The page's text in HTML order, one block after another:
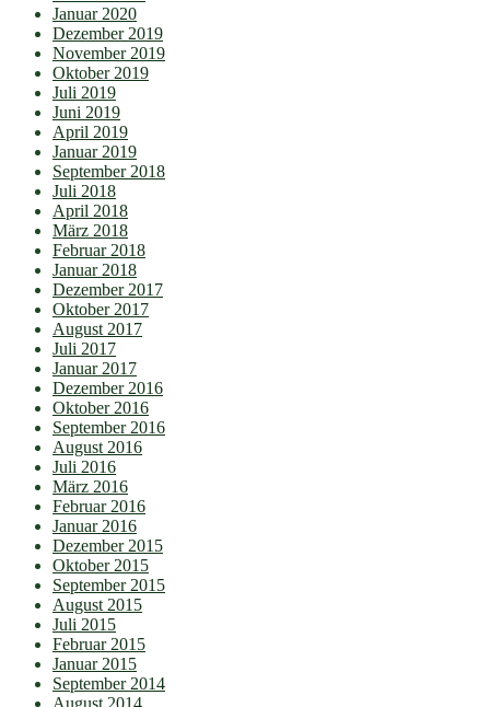
Januar 2020
Dezember 2019
November 2019
Oktober 2019
Juli 2019
Juni 2019
April 2019
Januar 2019
September 2018
Juli 2018
April 2018
März 2018
Februar 2018
Januar 2018
Dezember 2017
Oktober 2017
August 2017
Juli 2017
Januar 2017
Dezember 2016
Oktober 2016
September 2016
August 2016
Juli 2016
März 2016
Februar 2016
Januar 2016
Dezember 2015
Oktober 2015
September 2015
August 2015
Juli 2015
Februar 2015
Januar 2015
September 2014
August 2014